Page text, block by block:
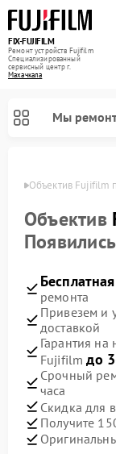
FIX-FUJIFILM
Ремонт устройств Fujifilm
Специализированный
cервисный центр г.
Махачкала
Мы
Объектив Fujifilm
Объектив
ремонта
Привезем и
доставкой
Гарантия
Fujifilmдо
Срочный
часа
Скидка для
Получите